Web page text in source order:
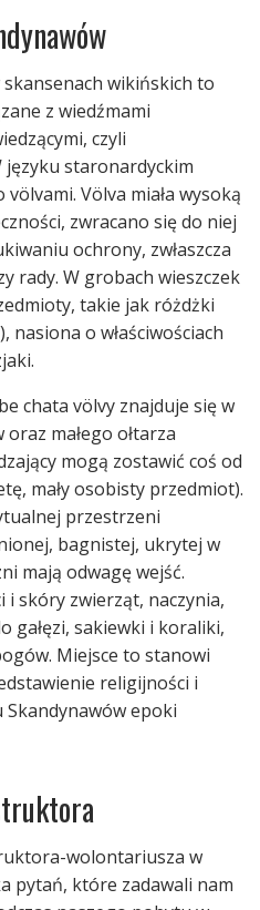
wikińskich to
z wiedźmami
czyli
języku staronardyckim
Völva miała wysoką
zwracano się do niej
ochrony, zwłaszcza
rady. W grobach wieszczek
takie jak różdżki
o właściwościach
chata völvy znajduje się w
małego ołtarza
mogą zostawić coś od
mały osobisty przedmiot).
przestrzeni
bagnistej, ukrytej w
mają odwagę wejść.
i skóry zwierząt, naczynia,
gałęzi, sakiewki i koraliki,
Miejsce to stanowi
religijności i
epoki
wolontariusza w
pytań, które zadawali nam